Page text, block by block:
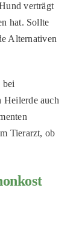
verträgt
hat. Sollte
Alternativen
bei
Heilerde auch
Tierarzt, ob